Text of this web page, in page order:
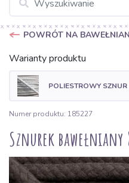
POWRÓT NA
Warianty produktu
POLIESTROWY
Numer produktu: 185227
Sznurek